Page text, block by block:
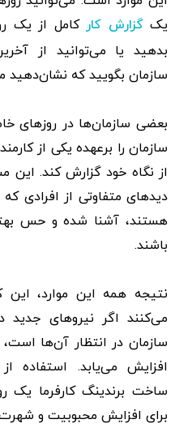
یکگزارش کار کامل از یک
بدهید یا می‌توانید از
سازمان بگویید که نشان‌دهید
بعضی سازمان‌ها در روزهای
سازمان را برعهده یکی از
از نگاه خود گزارش کند. این
دیدهای متفاوتی از افرادی
هستند، آشنا شده و حس
باشند.
می‌کنند اگر نیروهای جدید
سازمان در انتظار آن‌ها
افزایش می‌یابد. استفاده
ساخت برندینگ کارفرما یک
برای افزایش محبوبیت و